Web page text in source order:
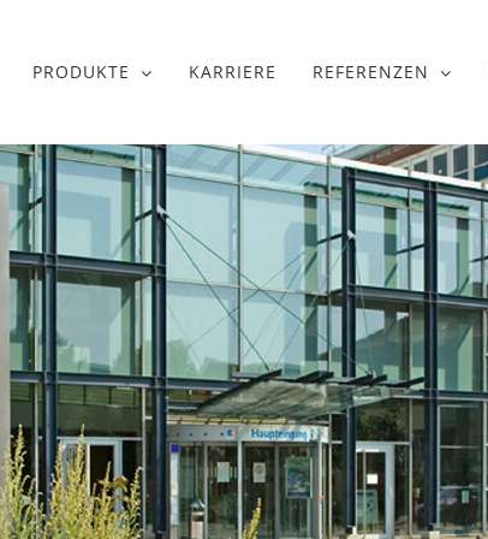
PRODUKTE KARRIERE REFERENZEN